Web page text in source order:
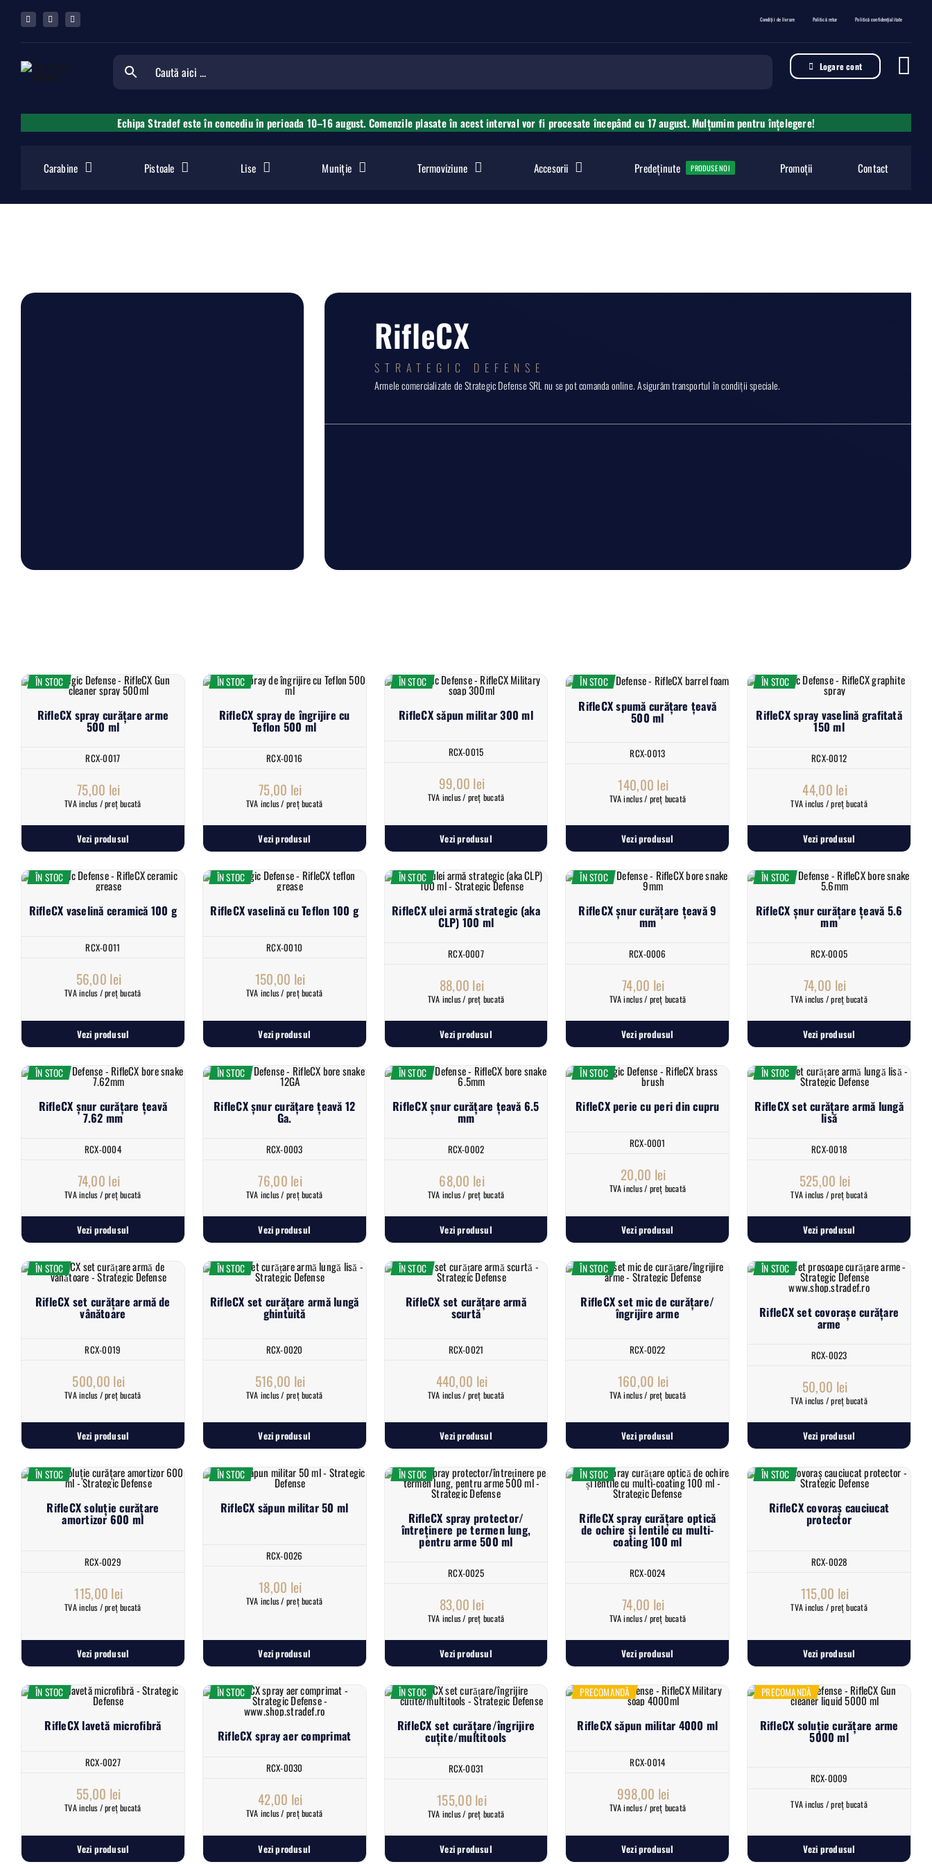
content
Condiții de livrare Politică retur Politică confidențialitate
Logare cont
Echipa Stradef este în concediu în perioada 10–16 august. Comenzile plasate în acest interval vor fi procesate începând cu 17 august. Mulțumim pentru înțelegere!
Carabine Pistoale Lise Muniție Termoviziune Accesorii Predeținute PRODUSE NOI Promoții Contact
RifleCX
STRATEGIC DEFENSE
Armele comercializate de Strategic Defense SRL nu se pot comanda online. Asigurăm transportul în condiții speciale.
RifleCX spray curățare arme
500 ml
RCX-0017
75,00 lei
ÎN STOC
TVA inclus / preț bucată
Vezi produsul
RifleCX spray de îngrijire cu
Teflon 500 ml
RCX-0016
75,00 lei
ÎN STOC
TVA inclus / preț bucată
Vezi produsul
RifleCX săpun militar 300 ml
RCX-0015
99,00 lei
ÎN STOC
TVA inclus / preț bucată
Vezi produsul
RifleCX spumă curățare țeavă
500 ml
RCX-0013
140,00 lei
ÎN STOC
TVA inclus / preț bucată
Vezi produsul
RifleCX spray vaselină grafitată
150 ml
RCX-0012
44,00 lei
ÎN STOC
TVA inclus / preț bucată
Vezi produsul
RifleCX vaselină ceramică 100 g
RCX-0011
56,00 lei
ÎN STOC
TVA inclus / preț bucată
Vezi produsul
RifleCX vaselină cu Teflon 100 g
RCX-0010
150,00 lei
ÎN STOC
TVA inclus / preț bucată
Vezi produsul
RifleCX ulei armă strategic (aka
CLP) 100 ml
RCX-0007
88,00 lei
ÎN STOC
TVA inclus / preț bucată
Vezi produsul
RifleCX șnur curățare țeavă 9
mm
RCX-0006
74,00 lei
ÎN STOC
TVA inclus / preț bucată
Vezi produsul
RifleCX șnur curățare țeavă 5.6
mm
RCX-0005
74,00 lei
ÎN STOC
TVA inclus / preț bucată
Vezi produsul
RifleCX șnur curățare țeavă
7.62 mm
RCX-0004
74,00 lei
ÎN STOC
TVA inclus / preț bucată
Vezi produsul
RifleCX șnur curățare țeavă 12
Ga.
RCX-0003
76,00 lei
ÎN STOC
TVA inclus / preț bucată
Vezi produsul
RifleCX șnur curățare țeavă 6.5
mm
RCX-0002
68,00 lei
ÎN STOC
TVA inclus / preț bucată
Vezi produsul
RifleCX perie cu peri din cupru
RCX-0001
20,00 lei
ÎN STOC
TVA inclus / preț bucată
Vezi produsul
RifleCX set curățare armă lungă
lisă
RCX-0018
525,00 lei
ÎN STOC
TVA inclus / preț bucată
Vezi produsul
RifleCX set curățare armă de
vânătoare
RCX-0019
500,00 lei
ÎN STOC
TVA inclus / preț bucată
Vezi produsul
RifleCX set curățare armă lungă
ghintuită
RCX-0020
516,00 lei
ÎN STOC
TVA inclus / preț bucată
Vezi produsul
RifleCX set curățare armă
scurtă
RCX-0021
440,00 lei
ÎN STOC
TVA inclus / preț bucată
Vezi produsul
RifleCX set mic de curățare/
îngrijire arme
RCX-0022
160,00 lei
ÎN STOC
TVA inclus / preț bucată
Vezi produsul
RifleCX set covorașe curățare
arme
RCX-0023
50,00 lei
ÎN STOC
TVA inclus / preț bucată
Vezi produsul
RifleCX soluție curățare
amortizor 600 ml
RCX-0029
115,00 lei
ÎN STOC
TVA inclus / preț bucată
Vezi produsul
RifleCX săpun militar 50 ml
RCX-0026
18,00 lei
ÎN STOC
TVA inclus / preț bucată
Vezi produsul
RifleCX spray protector/
întreținere pe termen lung,
pentru arme 500 ml
RCX-0025
83,00 lei
ÎN STOC
TVA inclus / preț bucată
Vezi produsul
RifleCX spray curățare optică
de ochire și lentile cu multi-
coating 100 ml
RCX-0024
74,00 lei
ÎN STOC
TVA inclus / preț bucată
Vezi produsul
RifleCX covoraș cauciucat
protector
RCX-0028
115,00 lei
ÎN STOC
TVA inclus / preț bucată
Vezi produsul
RifleCX lavetă microfibră
RCX-0027
55,00 lei
ÎN STOC
TVA inclus / preț bucată
Vezi produsul
RifleCX spray aer comprimat
RCX-0030
42,00 lei
ÎN STOC
TVA inclus / preț bucată
Vezi produsul
RifleCX set curățare/îngrijire
cuțite/multitools
RCX-0031
155,00 lei
ÎN STOC
TVA inclus / preț bucată
Vezi produsul
RifleCX săpun militar 4000 ml
RCX-0014
998,00 lei
PRECOMANDĂ
TVA inclus / preț bucată
Vezi produsul
RifleCX soluție curățare arme
5000 ml
RCX-0009
PRECOMANDĂ
TVA inclus / preț bucată
Vezi produsul